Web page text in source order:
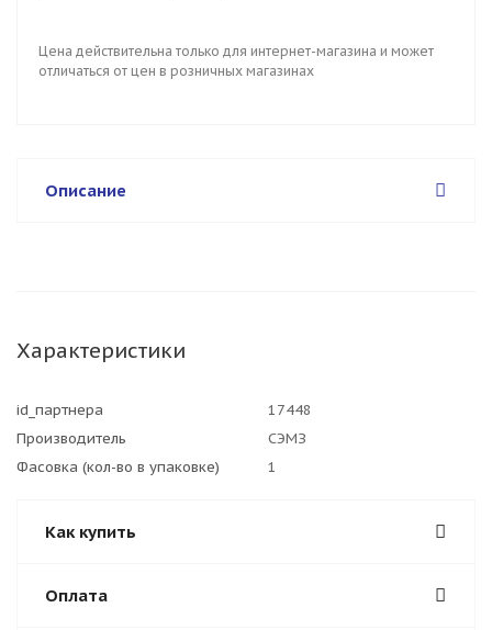
Цена действительна только для интернет-магазина и может
отличаться от цен в розничных магазинах
Описание
Характеристики
id_партнера
17448
Производитель
СЭМЗ
Фасовка (кол-во в упаковке)
1
Как купить
Оплата